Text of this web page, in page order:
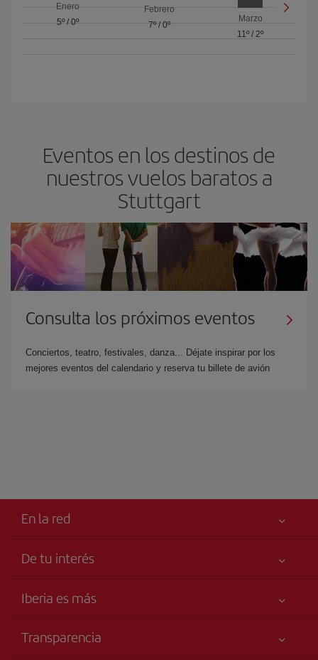
Enero
5º/ 0º
Febrero
7º/ 0º
Marzo
11º /2º
Eventos en los destinos de
nuestros vuelos baratos a
Stuttgart
Consulta los próximos eventos
Conciertos, teatro, festivales, danza... Déjate inspirar por los
mejores eventos del calendario y reserva tu billete de avión
En la red
De tu interés
Tu seguridad es lo primero
Iberia es más
Talento a bordo
Transparencia